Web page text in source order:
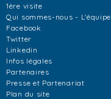
1ère visite
Qui sommes-nous - L'équipe
Facebook
Twitter
Linkedin
Infos légales
Partenaires
Presse et Partenariat
Plan du site